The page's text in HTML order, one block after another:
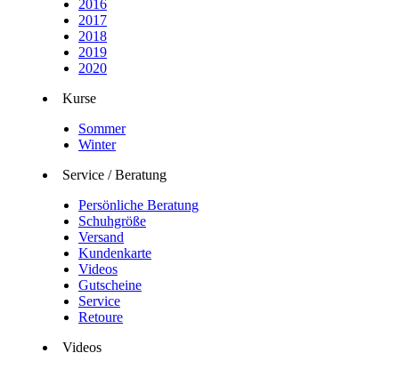
2016
2017
2018
2019
2020
Kurse
Sommer
Winter
Service / Beratung
Persönliche Beratung
Schuhgröße
Versand
Kundenkarte
Videos
Gutscheine
Service
Retoure
Videos